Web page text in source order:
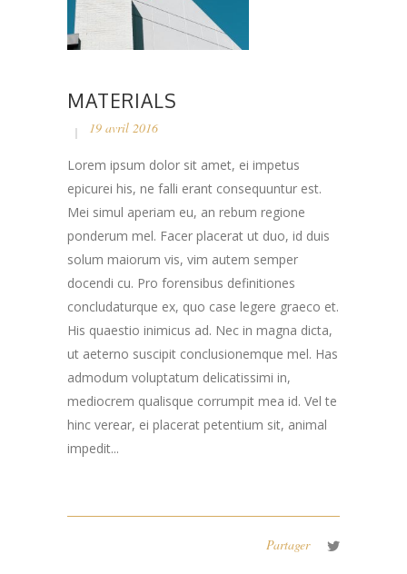
MATERIALS
19 avril 2016
Lorem ipsum dolor sit amet, ei impetus
epicurei his, ne falli erant consequuntur est.
Mei simul aperiam eu, an rebum regione
ponderum mel. Facer placerat ut duo, id duis
solum maiorum vis, vim autem semper
docendi cu. Pro forensibus definitiones
concludaturque ex, quo case legere graeco et.
His quaestio inimicus ad. Nec in magna dicta,
ut aeterno suscipit conclusionemque mel. Has
admodum voluptatum delicatissimi in,
mediocrem qualisque corrumpit mea id. Vel te
hinc verear, ei placerat petentium sit, animal
impedit...
Partager